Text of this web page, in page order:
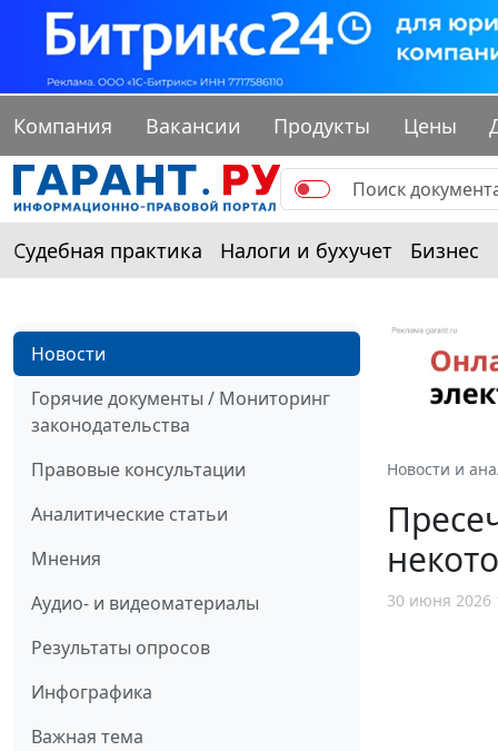
Компания Вакансии Продукты Цены
Судебная практика Налоги и бухучет Бизнес
Новости
Горячие документы / Мониторинг
законодательства
Правовые консультации
Аналитические статьи
Мнения
Аудио- и видеоматериалы
Результаты опросов
Инфографика
Важная тема
Новости и
30 июня 2026